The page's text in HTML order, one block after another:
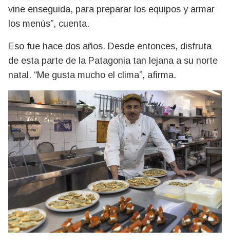
vine enseguida, para preparar los equipos y armar
los menús”, cuenta.
Eso fue hace dos años. Desde entonces, disfruta
de esta parte de la Patagonia tan lejana a su norte
natal. “Me gusta mucho el clima”, afirma.